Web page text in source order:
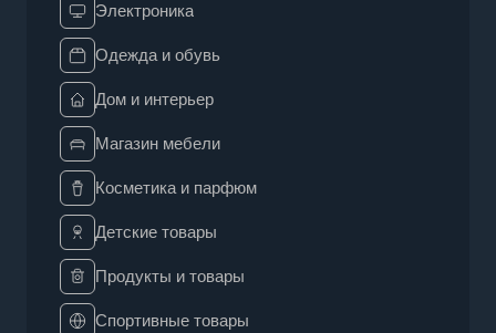
Электроника
Одежда и обувь
Дом и интерьер
Магазин мебели
Косметика и парфюм
Детские товары
Продукты и товары
Спортивные товары